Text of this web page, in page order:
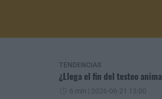
TENDENCIAS
¿Llega el fin del testeo
6 min | 2026-06-21 13:00